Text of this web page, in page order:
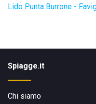
Lido Punta Burrone -
Spiagge.it
Chi siamo